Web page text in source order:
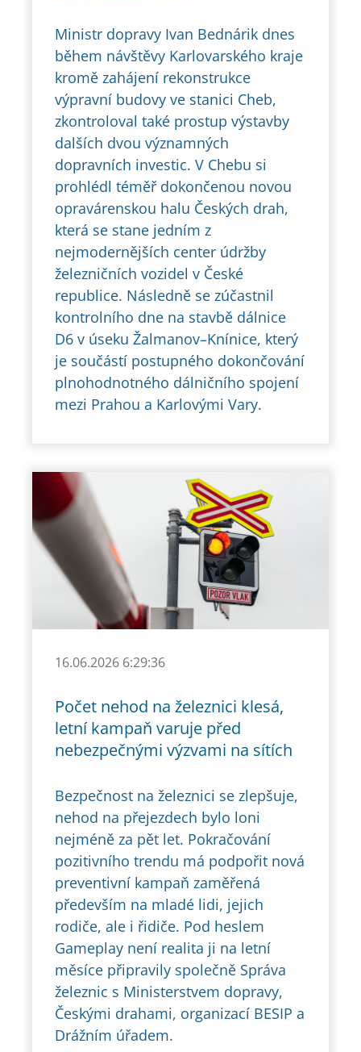
Ministr dopravy Ivan Bednárik dnes
během návštěvy Karlovarského kraje
kromě zahájení rekonstrukce
výpravní budovy ve stanici Cheb,
zkontroloval také prostup výstavby
dalších dvou významných
dopravních investic. V Chebu si
prohlédl téměř dokončenou novou
opravárenskou halu Českých drah,
která se stane jedním z
nejmodernějších center údržby
železničních vozidel v České
republice. Následně se zúčastnil
kontrolního dne na stavbě dálnice
D6 v úseku Žalmanov–Knínice, který
je součástí postupného dokončování
plnohodnotného dálničního spojení
mezi Prahou a Karlovými Vary.
16.06.2026 6:29:36
Počet nehod na železnici klesá,
letní kampaň varuje před
nebezpečnými výzvami na sítích
Bezpečnost na železnici se zlepšuje,
nehod na přejezdech bylo loni
nejméně za pět let. Pokračování
pozitivního trendu má podpořit nová
preventivní kampaň zaměřená
především na mladé lidi, jejich
rodiče, ale i řidiče. Pod heslem
Gameplay není realita ji na letní
měsíce připravily společně Správa
železnic s Ministerstvem dopravy,
Českými drahami, organizací BESIP a
Drážním úřadem.